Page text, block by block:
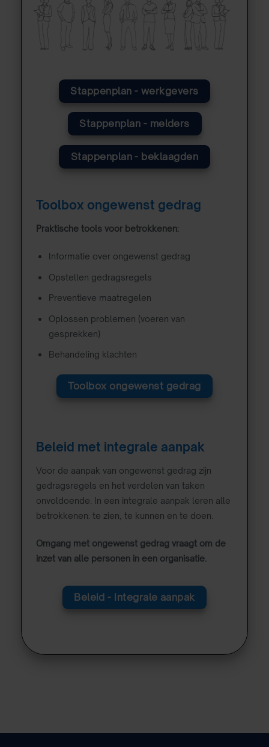
Stappenplan - werkgevers
Stappenplan - melders
Stappenplan - beklaagden
Toolbox ongewenst gedrag
Praktische tools voor betrokkenen:
Informatie over ongewenst gedrag
Opstellen gedragsregels
Preventieve maatregelen
Oplossen problemen (voeren van
gesprekken)
Behandeling klachten
Toolbox ongewenst gedrag
Beleid met integrale aanpak
Voor de aanpak van ongewenst gedrag zijn
gedragsregels en het verdelen van taken
onvoldoende. In een integrale aanpak leren alle
betrokkenen: te zien, te kunnen en te doen.
Omgang met ongewenst gedrag vraagt om de
inzet van alle personen in een organisatie.
Beleid - integrale aanpak